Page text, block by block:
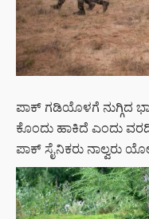
ಪಾಕ್ ಗಡಿಯೊಳಗೆ ನುಗ್ಗಿದ
ಕೊಂದು ಹಾಕಿದೆ ಎಂದು
ಪಾಕ್ ಸೈನಿಕರು ನಾಲ್ವರು